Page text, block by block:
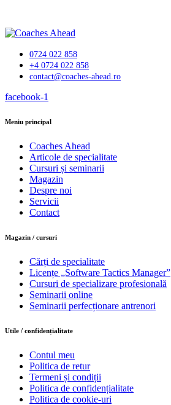
0724 022 858
+4 0724 022 858
contact@coaches-ahead.ro
facebook-1
Meniu principal
Coaches Ahead
Articole de specialitate
Cursuri și seminarii
Magazin
Despre noi
Servicii
Contact
Magazin / cursuri
Cărți de specialitate
Licențe „Software Tactics Manager”
Cursuri de specializare profesională
Seminarii online
Seminarii perfecționare antrenori
Utile / confidențialitate
Contul meu
Politica de retur
Termeni și condiții
Politica de confidențialitate
Politica de cookie-uri